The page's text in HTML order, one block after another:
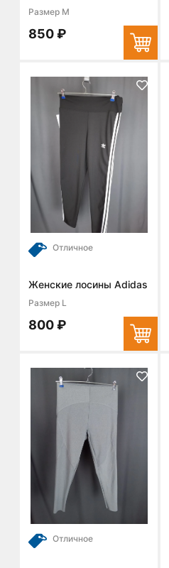
Размер M
850 ₽
Отличное
Женские лосины Adidas
Размер L
800 ₽
Отличное